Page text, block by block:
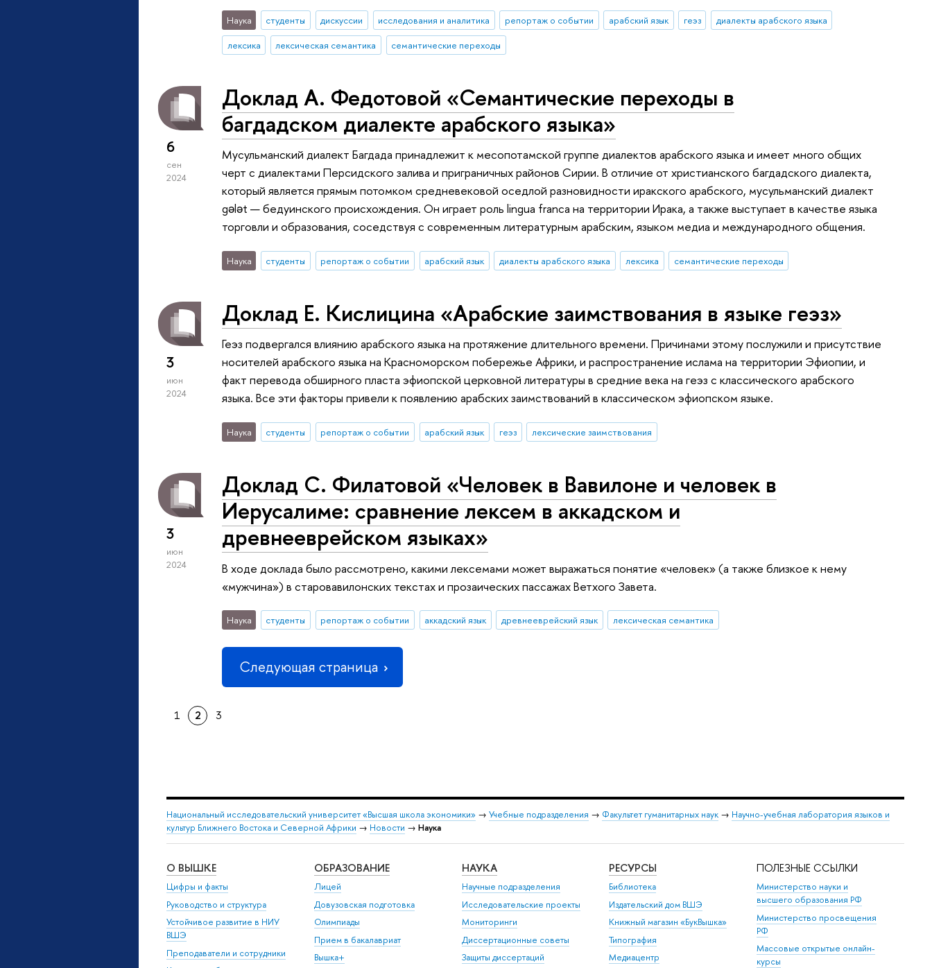
Наука студенты дискуссии исследования и аналитика репортаж о событии арабский язык геэз
диалекты арабского языка
лексика
лексическая семантика семантические переходы
6
сен
2024
Доклад А. Федотовой «Семантические переходы в
багдадском диалекте арабского языка»
Мусульманский диалект Багдада принадлежит к месопотамской группе диалектов арабского языка и имеет много общих
черт с диалектами Персидского залива и приграничных районов Сирии. В отличие от христианского багдадского диалекта,
который является прямым потомком средневековой оседлой разновидности иракского арабского, мусульманский диалект
gələt — бедуинского происхождения. Он играет роль lingua franca на территории Ирака, а также выступает в качестве языка
торговли и образования, соседствуя с современным литературным арабским, языком медиа и международного общения.
Наука студенты репортаж о событии арабский язык диалекты арабского языка лексика семантические переходы
3
июн
2024
Доклад Е. Кислицина «Арабские заимствования в языке геэз»
Геэз подвергался влиянию арабского языка на протяжение длительного времени. Причинами этому послужили и присутствие
носителей арабского языка на Красноморском побережье Африки, и распространение ислама на территории Эфиопии, и
факт перевода обширного пласта эфиопской церковной литературы в средние века на геэз с классического арабского
языка. Все эти факторы привели к появлению арабских заимствований в классическом эфиопском языке.
Наука студенты репортаж о событии арабский язык геэз лексические заимствования
3
июн
2024
Доклад С. Филатовой «Человек в Вавилоне и человек в
Иерусалиме: сравнение лексем в аккадском и
древнееврейском языках»
В ходе доклада было рассмотрено, какими лексемами может выражаться понятие «человек» (а также близкое к нему
«мужчина») в старовавилонских текстах и прозаических пассажах Ветхого Завета.
Наука студенты репортаж о событии аккадский язык древнееврейский язык лексическая семантика
Следующая страница
1 2 3
Национальный исследовательский университет «Высшая школа экономики» → Учебные подразделения → Факультет гуманитарных наук → Научно-учебная лаборатория языков и
культур Ближнего Востока и Северной Африки → Новости → Наука
О ВЫШКЕ
Цифры и факты
Руководство и структура
Устойчивое развитие в НИУ
ВШЭ
Преподаватели и сотрудники
ОБРАЗОВАНИЕ
Лицей
Довузовская подготовка
Олимпиады
Прием в бакалавриат
Вышка+
НАУКА
Научные подразделения
Исследовательские проекты
Мониторинги
Диссертационные советы
Защиты диссертаций
РЕСУРСЫ
Библиотека
Издательский дом ВШЭ
Книжный магазин «БукВышка»
Типография
Медиацентр
ПОЛЕЗНЫЕ ССЫЛКИ
Министерство науки и
высшего образования РФ
Министерство просвещения
РФ
Массовые открытые онлайн-
курсы